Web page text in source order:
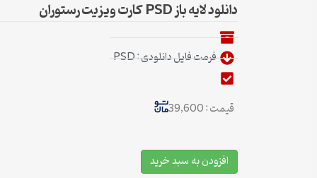
دانلود لایه باز PSD کارت ویزیت رستوران
فرمت فایل دانلودی : PSD
قیمت : 39,600
افزودن به سبد خرید